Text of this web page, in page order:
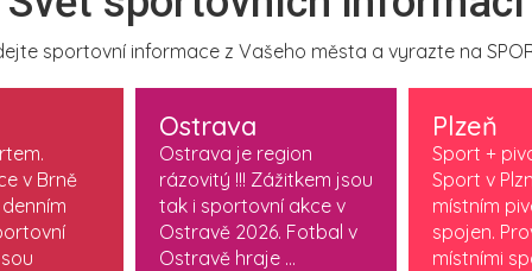
sportovní informace z Vašeho města a vyrazte na
v Brně
Ostrava
Ostrava je region
rázovitý !!! Zážitkem jsou
tak i sportovní akce v
Ostravě 2026. Fotbal v
Ostravě hraje ...
Plzeň
Sport +
Sport v
místním
spojen.
místními